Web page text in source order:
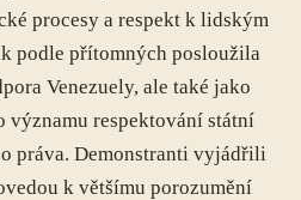
procesy a respekt k lidským
podle přítomných posloužila
Venezuely, ale také jako
respektování státní
práva. Demonstranti vyjádřili
k většímu porozumění